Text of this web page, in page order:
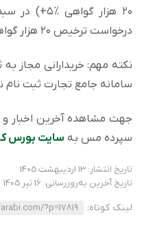
٢٠ هزار
درخواست ترخیص ٢٠ هزار گواهی سپرده تایید شود.
نکته مهم: خریدارانی مجاز
سامانه جامع تجارت ثبت نام
جهت مشاهده آخرین اخبار و
سپرده مس به سایت بورس
تاریخ انتشار: 13 اردیبهشت 1405
تاریخ آخرین به‌روزرسانی: 16 تیر 1405
لینک کوتاه: ?p=17819